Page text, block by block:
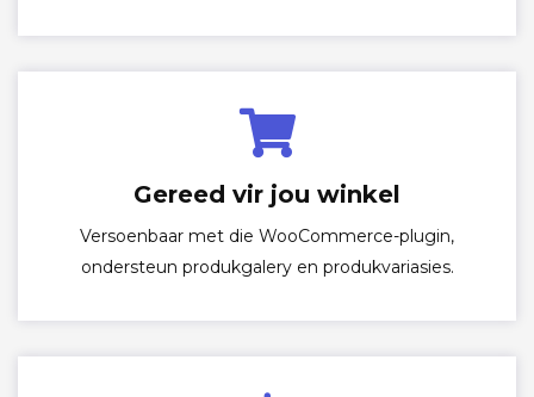
Gereed vir jou winkel
Versoenbaar met die WooCommerce-plugin,
ondersteun produkgalery en produkvariasies.